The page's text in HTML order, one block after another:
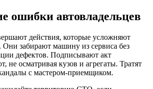
ошибки автовладельцев
действия, которые усложняют
Они забирают машину из сервиса без
дефектов. Подписывают акт
не осматривая кузов и агрегаты. Тратят
с мастером-приемщиком.